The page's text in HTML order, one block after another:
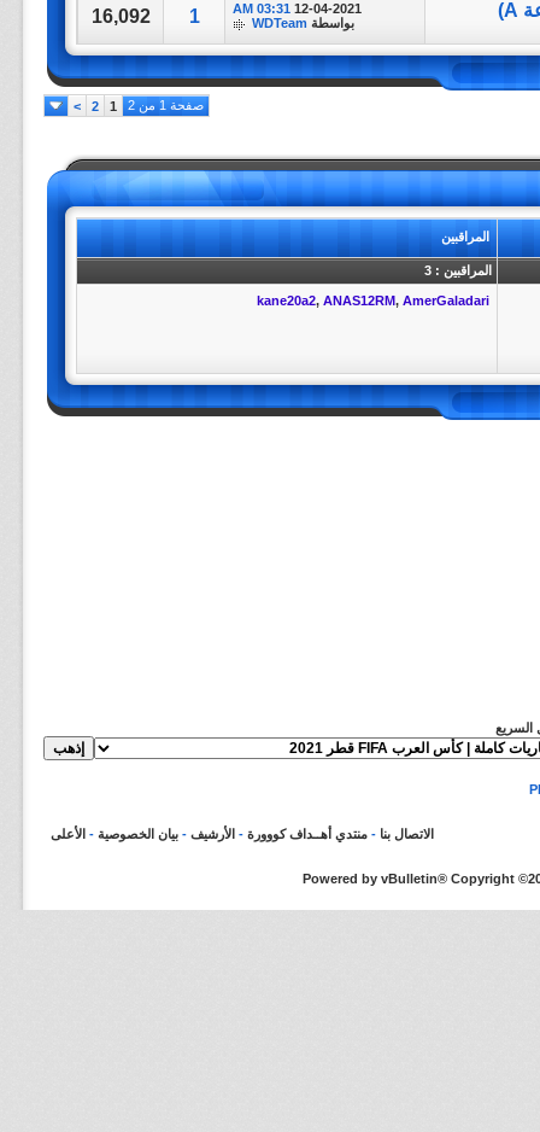
12-04-2021
03:31 AM
بواسطة WDTeam
1
16,092
صفحة 1 من 2 1
2
>
المراقبين
المراقبين : 3
kane20a2, ANAS12RM, AmerGaladari
السريع
الاتصال بنا - منتدي أهــداف كووورة - الأرشيف - بيان الخصوصية - الأعلى
Powered by vBulletin® Copyright